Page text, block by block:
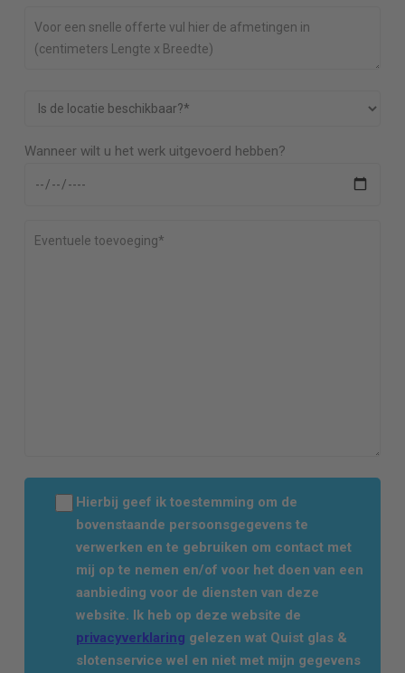
Wanneer wilt u het werk uitgevoerd hebben?
Hierbij geef ik toestemming om de
bovenstaande persoonsgegevens te
verwerken en te gebruiken om contact met
mij op te nemen en/of voor het doen van een
aanbieding voor de diensten van deze
website. Ik heb op deze website de
privacyverklaring gelezen wat Quist glas &
slotenservice wel en niet met mijn gegevens